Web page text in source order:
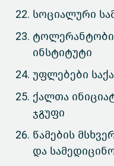
სოციალური
ინსტიტუტი
უფლებები
ქალთა
ჯგუფი
წამების
და